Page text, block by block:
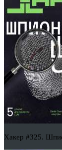
Хакер #325.